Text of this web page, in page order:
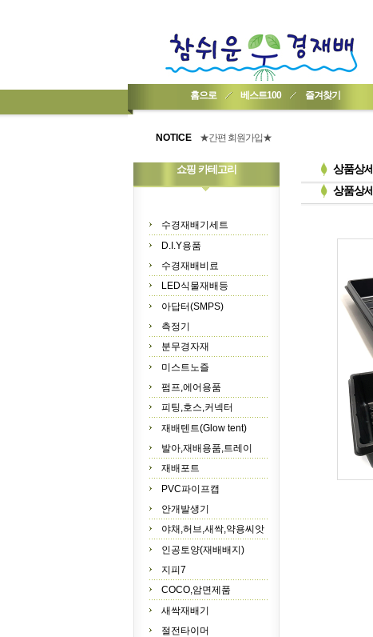
홈으로 베스트100 즐겨찾기
NOTICE
★기업회원가입 방법..
★간편 회원가입★
쇼핑 카테고리
수경재배기세트
D.I.Y용품
수경재배비료
LED식물재배등
아답터(SMPS)
측정기
분무경자재
미스트노즐
펌프,에어용품
피팅,호스,커넥터
재배텐트(Glow tent)
발아,재배용품,트레이
재배포트
PVC파이프캡
안개발생기
야채,허브,새싹,약용씨앗
인공토양(재배배지)
지피7
COCO,암면제품
새싹재배기
절전타이머
상품상세
상품상세